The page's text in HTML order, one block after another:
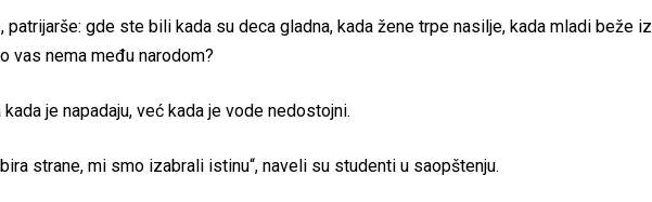
patrijarše: gde ste bili kada su deca gladna, kada žene trpe nasilje, kada mladi beže iz
vas nema među narodom?
je napadaju, već kada je vode nedostojni.
strane, mi smo izabrali istinu“, naveli su studenti u saopštenju.